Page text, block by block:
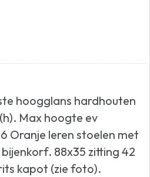
hoogglans hardhouten
Max hoogte ev
Oranje leren stoelen met
88x35 zitting 42
kapot (zie foto).